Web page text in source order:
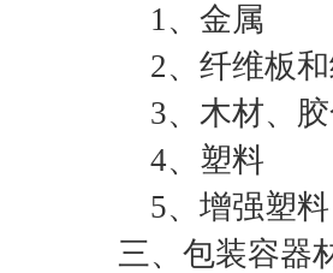
1、金属
2、纤维板和
3、木材、胶
4、塑料
5、增强塑料
三、包装容器